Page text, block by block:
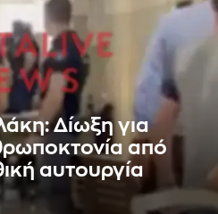
Δίωξη για
από
αυτουργία